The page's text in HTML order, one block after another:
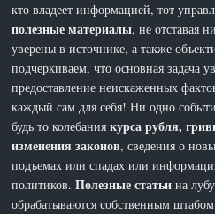
кто владеет информацией, тот
полезные материалы, не отставая
уверены в источнике, а также
подчеркиваем, что основная задача
предоставление неискаженных
каждый сам для себя! Ни одно
будь то колебаниякурса рубля,
изменения законов, сведения о
подъемах или спадах или
политиков.Полезные статьи на
обрабатываются собственным